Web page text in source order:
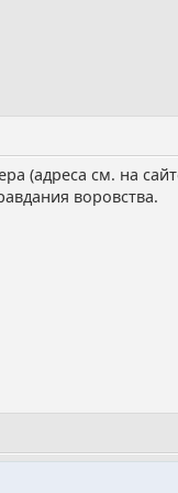
(адреса см. на
воровства.